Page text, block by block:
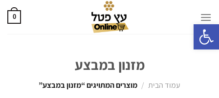
פתח סרגל נגישות
0
מזנון במבצע
עמוד הבית / מוצרים המתויגים “מזנון במבצע”